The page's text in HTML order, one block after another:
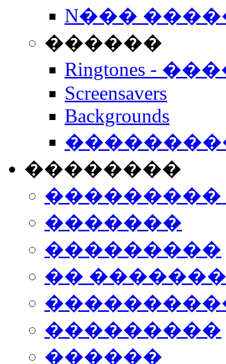
N���
������
Ringtones -
Screensavers
Backgrounds
��������
���������
�������
���������
��
���������
������